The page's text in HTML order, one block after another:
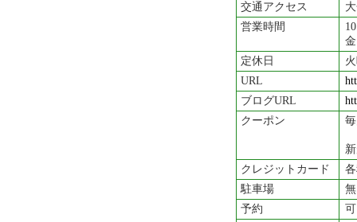
交通アクセス
営業時間
定休日
URL
ブログURL
クーポン
クレジットカード
駐車場
無
予約
可